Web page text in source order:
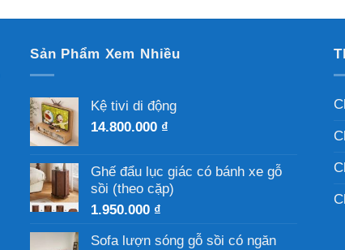
Sản Phẩm Xem Nhiều
Kệ tivi di động
14.800.000 ₫
Ghế đẩu lục giác có bánh xe gỗ
sồi (theo cặp)
1.950.000 ₫
Sofa lượn sóng gỗ sồi có ngăn